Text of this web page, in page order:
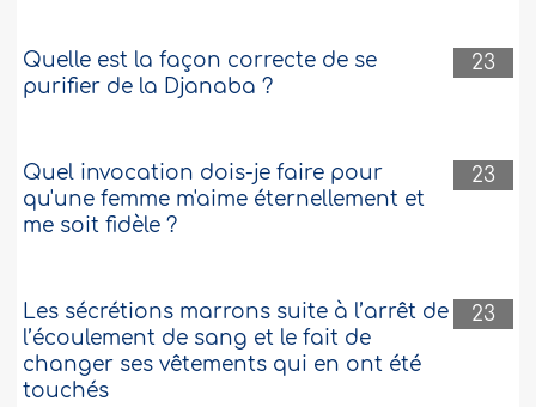
23
Quelle est la façon correcte de se
purifier de la Djanaba ?
23
Quel invocation dois-je faire pour
qu'une femme m'aime éternellement et
me soit fidèle ?
23
Les sécrétions marrons suite à l’arrêt de
l’écoulement de sang et le fait de
changer ses vêtements qui en ont été
touchés